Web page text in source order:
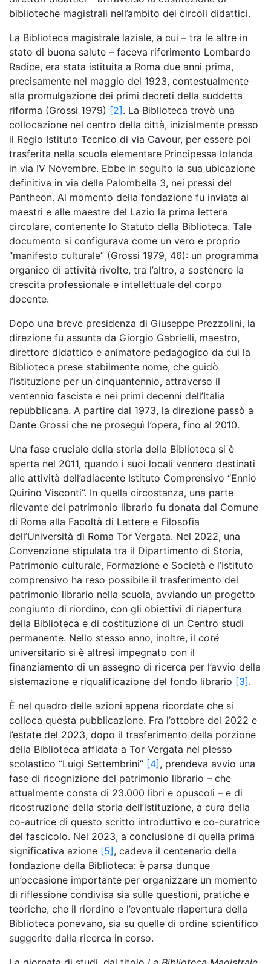
biblioteche magistrali nell’ambito dei circoli didattici.
La Biblioteca magistrale laziale, a cui – tra le altre in
stato di buona salute – faceva riferimento Lombardo
Radice, era stata istituita a Roma due anni prima,
precisamente nel maggio del 1923, contestualmente
alla promulgazione dei primi decreti della suddetta
riforma (Grossi 1979) [2] . La Biblioteca trovò una
collocazione nel centro della città, inizialmente presso
il Regio Istituto Tecnico di via Cavour, per essere poi
trasferita nella scuola elementare Principessa Iolanda
in via IV Novembre. Ebbe in seguito la sua ubicazione
definitiva in via della Palombella 3, nei pressi del
Pantheon. Al momento della fondazione fu inviata ai
maestri e alle maestre del Lazio la prima lettera
circolare, contenente lo Statuto della Biblioteca. Tale
documento si configurava come un vero e proprio
“manifesto culturale” (Grossi 1979, 46): un programma
organico di attività rivolte, tra l’altro, a sostenere la
crescita professionale e intellettuale del corpo
docente.
Dopo una breve presidenza di Giuseppe Prezzolini, la
direzione fu assunta da Giorgio Gabrielli, maestro,
direttore didattico e animatore pedagogico da cui la
Biblioteca prese stabilmente nome, che guidò
l’istituzione per un cinquantennio, attraverso il
ventennio fascista e nei primi decenni dell’Italia
repubblicana. A partire dal 1973, la direzione passò a
Dante Grossi che ne proseguì l’opera, fino al 2010.
Una fase cruciale della storia della Biblioteca si è
aperta nel 2011, quando i suoi locali vennero destinati
alle attività dell’adiacente Istituto Comprensivo “Ennio
Quirino Visconti”. In quella circostanza, una parte
rilevante del patrimonio librario fu donata dal Comune
di Roma alla Facoltà di Lettere e Filosofia
dell’Università di Roma Tor Vergata. Nel 2022, una
Convenzione stipulata tra il Dipartimento di Storia,
Patrimonio culturale, Formazione e Società e l’Istituto
comprensivo ha reso possibile il trasferimento del
patrimonio librario nella scuola, avviando un progetto
congiunto di riordino, con gli obiettivi di riapertura
della Biblioteca e di costituzione di un Centro studi
permanente. Nello stesso anno, inoltre, il coté
universitario si è altresì impegnato con il
finanziamento di un assegno di ricerca per l’avvio della
sistemazione e riqualificazione del fondo librario [3] .
È nel quadro delle azioni appena ricordate che si
colloca questa pubblicazione. Fra l’ottobre del 2022 e
l’estate del 2023, dopo il trasferimento della porzione
della Biblioteca affidata a Tor Vergata nel plesso
scolastico “Luigi Settembrini” [4] , prendeva avvio una
fase di ricognizione del patrimonio librario – che
attualmente consta di 23.000 libri e opuscoli – e di
ricostruzione della storia dell’istituzione, a cura della
co-autrice di questo scritto introduttivo e co-curatrice
del fascicolo. Nel 2023, a conclusione di quella prima
significativa azione [5] , cadeva il centenario della
fondazione della Biblioteca: è parsa dunque
un’occasione importante per organizzare un momento
di riflessione condivisa sia sulle questioni, pratiche e
teoriche, che il riordino e l’eventuale riapertura della
Biblioteca ponevano, sia su quelle di ordine scientifico
suggerite dalla ricerca in corso.